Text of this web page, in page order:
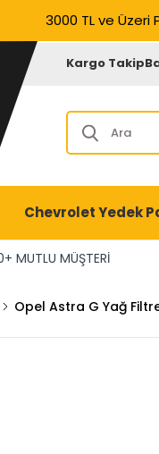
3000 TL ve Üzeri
Kargo Takip
Chevrolet Yedek
MUTLU MÜŞTERİ
Opel Astra G Yağ